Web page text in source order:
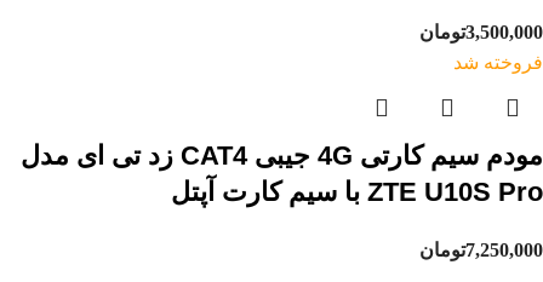
3,500,000تومان
فروخته شد
مودم سیم کارتی 4G جیبی CAT4 زد تی ای مدل
ZTE U10S Pro با سیم کارت آپتل
7,250,000تومان